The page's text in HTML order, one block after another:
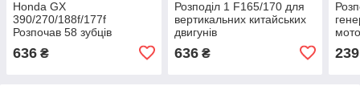
Honda GX
390/270/188f/177f
Розпочав 58 зубців
двигун бензин
636 ₴
Розподіл 1 F165/170 для
вертикальних китайських
двигунів
636₴ 239